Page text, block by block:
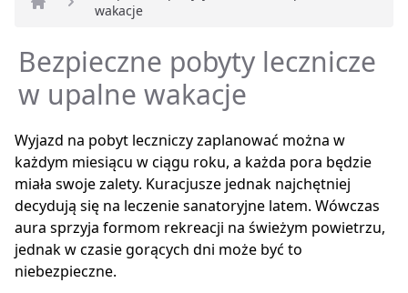
Strona główna
wakacje
Bezpieczne pobyty lecznicze
w upalne wakacje
Wyjazd na pobyt leczniczy zaplanować można w
każdym miesiącu w ciągu roku, a każda pora będzie
miała swoje zalety. Kuracjusze jednak najchętniej
decydują się na leczenie sanatoryjne latem. Wówczas
aura sprzyja formom rekreacji na świeżym powietrzu,
jednak w czasie gorących dni może być to
niebezpieczne.